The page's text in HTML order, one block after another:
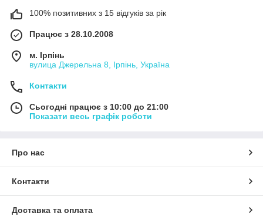
100% позитивних з 15 відгуків за рік
Працює з 28.10.2008
м. Ірпінь
вулица Джерельна 8, Ірпінь, Україна
Контакти
Сьогодні працює з 10:00 до 21:00
Показати весь графік роботи
Про нас
Контакти
Доставка та оплата